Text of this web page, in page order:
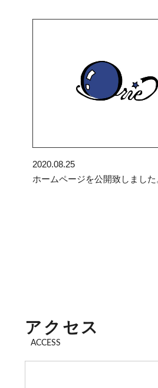
2020.08.25
ホームページを公開致しました
アクセス
ACCESS